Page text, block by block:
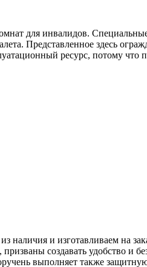
для инвалидов.
Представленное здесь
ресурс, потому что
и изготавливаем на
создавать удобство и
выполняет также